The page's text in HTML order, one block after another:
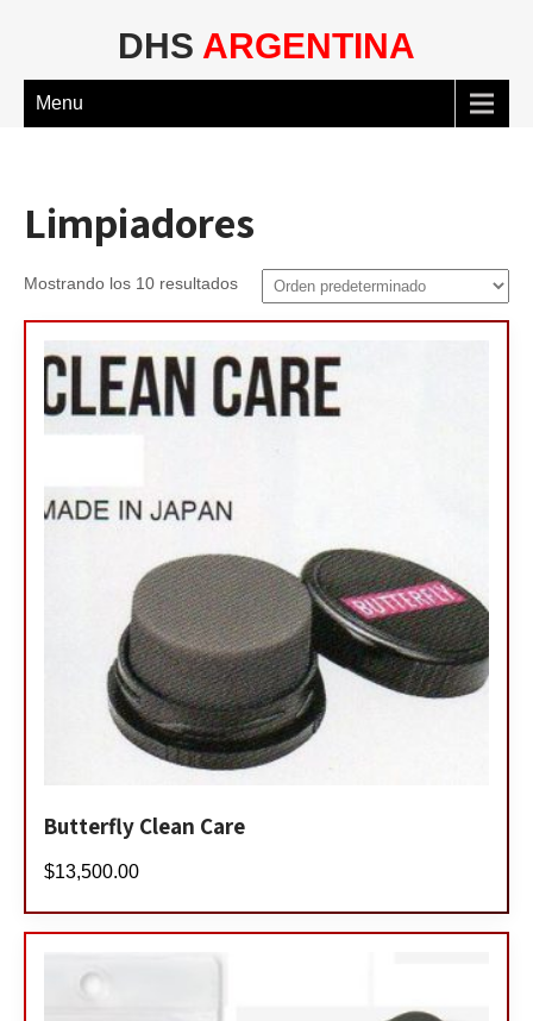
DHS ARGENTINA
Menu
Limpiadores
Mostrando los 10 resultados
Butterfly Clean Care
$13,500.00